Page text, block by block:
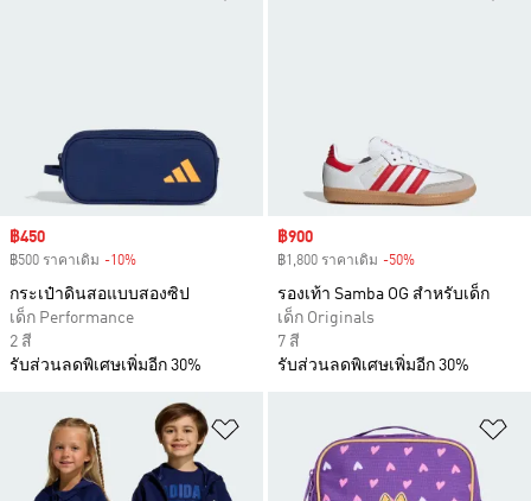
Sale price
฿450
฿500 ราคาเดิม -10%
กระเป๋าดินสอแบบสองซิป
เด็ก Performance
2 สี
รับส่วนลดพิเศษเพิ่มอีก 30%
Sale price
฿900
฿1,800 ราคาเดิม -50%
รองเท้า Samba OG สำหรับเด็ก
เด็ก Originals
7 สี
รับส่วนลดพิเศษเพิ่มอีก 30%
เพิ่มไปยังรายการสินค้าโปรด